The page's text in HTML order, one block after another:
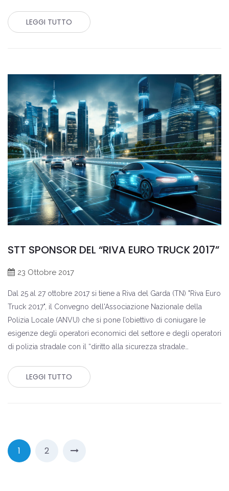
LEGGI TUTTO
STT SPONSOR DEL “RIVA EURO TRUCK 2017”
23 Ottobre 2017
Dal 25 al 27 ottobre 2017 si tiene a Riva del Garda (TN) "Riva Euro
Truck 2017", il Convegno dell'Associazione Nazionale della
Polizia Locale (ANVU) che si pone l’obiettivo di coniugare le
esigenze degli operatori economici del settore e degli operatori
di polizia stradale con il “diritto alla sicurezza stradale…
LEGGI TUTTO
1 2